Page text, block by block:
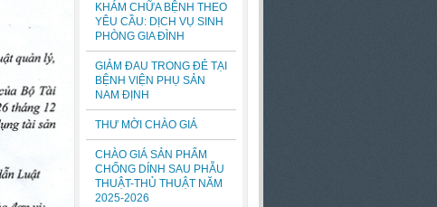
KHÁM CHỮA BỆNH THEO
YÊU CẦU: DỊCH VỤ SINH
PHÒNG GIA ĐÌNH
GIẢM ĐAU TRONG ĐẺ TẠI
BỆNH VIỆN PHỤ SẢN
NAM ĐỊNH
THƯ MỜI CHÀO GIÁ
CHÀO GIÁ SẢN PHẨM
CHỐNG DÍNH SAU PHẪU
THUẬT-THỦ THUẬT NĂM
2025-2026